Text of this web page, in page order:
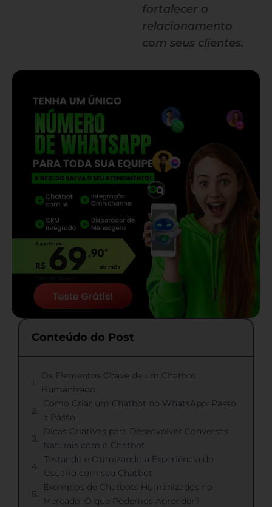
fortalecer o
relacionamento
com seus clientes.
Conteúdo do Post
Os Elementos Chave de um Chatbot
Humanizado
Como Criar um Chatbot no WhatsApp: Passo
a Passo
Dicas Criativas para Desenvolver Conversas
Naturais com o Chatbot
Testando e Otimizando a Experiência do
Usuário com seu Chatbot
Exemplos de Chatbots Humanizados no
Mercado: O que Podemos Aprender?